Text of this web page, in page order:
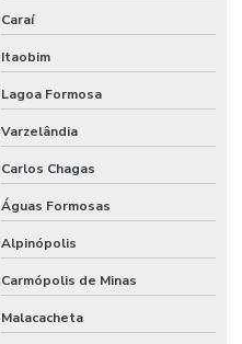
Caraí
Itaobim
Lagoa Formosa
Varzelândia
Carlos Chagas
Águas Formosas
Alpinópolis
Carmópolis de Minas
Malacacheta